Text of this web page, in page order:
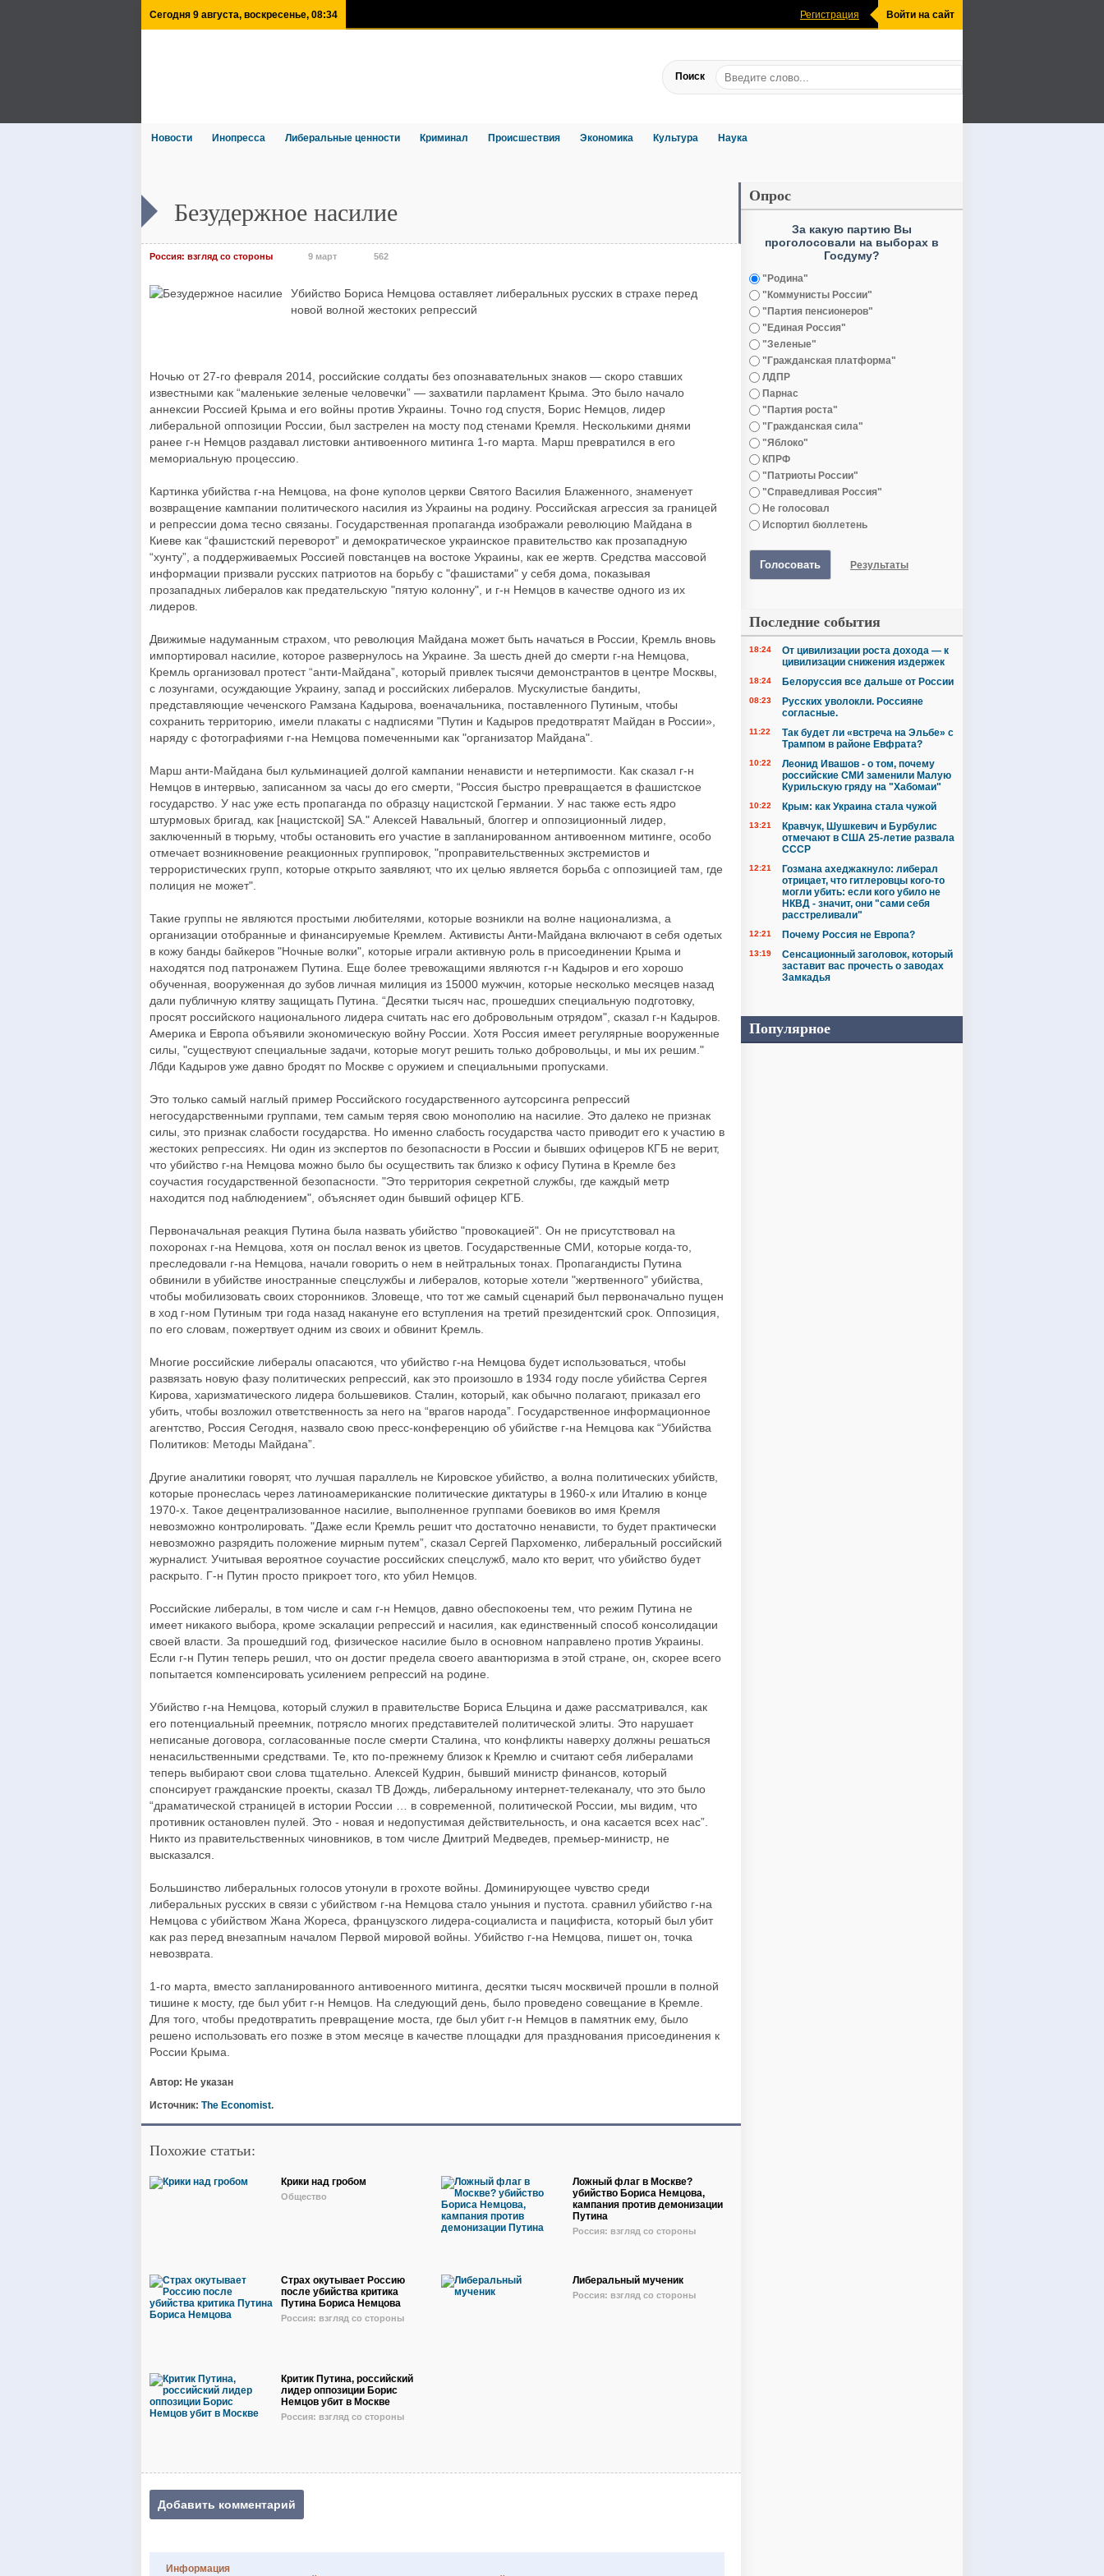
Сегодня 9 августа, воскресенье, 08:34 Регистрация Войти на сайт
Поиск
Новости Инопресса Либеральные ценности Криминал Происшествия Экономика Культура Наука
Безудержное насилие
Россия: взгляд со стороны 9 март 562
Убийство Бориса Немцова оставляет либеральных русских в страхе перед
новой волной жестоких репрессий
Ночью от 27-го февраля 2014, российские солдаты без опознавательных знаков — скоро ставших
известными как “маленькие зеленые человечки” — захватили парламент Крыма. Это было начало
аннексии Россией Крыма и его войны против Украины. Точно год спустя, Борис Немцов, лидер
либеральной оппозиции России, был застрелен на мосту под стенами Кремля. Несколькими днями
ранее г-н Немцов раздавал листовки антивоенного митинга 1-го марта. Марш превратился в его
мемориальную процессию.
Картинка убийства г-на Немцова, на фоне куполов церкви Святого Василия Блаженного, знаменует
возвращение кампании политического насилия из Украины на родину. Российская агрессия за границей
и репрессии дома тесно связаны. Государственная пропаганда изображали революцию Майдана в
Киеве как “фашистский переворот” и демократическое украинское правительство как прозападную
“хунту”, а поддерживаемых Россией повстанцев на востоке Украины, как ее жертв. Средства массовой
информации призвали русских патриотов на борьбу с "фашистами" у себя дома, показывая
прозападных либералов как предательскую "пятую колонну", и г-н Немцов в качестве одного из их
лидеров.
Движимые надуманным страхом, что революция Майдана может быть начаться в России, Кремль вновь
импортировал насилие, которое развернулось на Украине. За шесть дней до смерти г-на Немцова,
Кремль организовал протест “анти-Майдана”, который привлек тысячи демонстрантов в центре Москвы,
с лозунгами, осуждающие Украину, запад и российских либералов. Мускулистые бандиты,
представляющие чеченского Рамзана Кадырова, военачальника, поставленного Путиным, чтобы
сохранить территорию, имели плакаты с надписями "Путин и Кадыров предотвратят Майдан в России»,
наряду с фотографиями г-на Немцова помеченными как "организатор Майдана".
Марш анти-Майдана был кульминацией долгой кампании ненависти и нетерпимости. Как сказал г-н
Немцов в интервью, записанном за часы до его смерти, “Россия быстро превращается в фашистское
государство. У нас уже есть пропаганда по образцу нацистской Германии. У нас также есть ядро
штурмовых бригад, как [нацистской] SA." Алексей Навальный, блоггер и оппозиционный лидер,
заключенный в тюрьму, чтобы остановить его участие в запланированном антивоенном митинге, особо
отмечает возникновение реакционных группировок, "проправительственных экстремистов и
террористических групп, которые открыто заявляют, что их целью является борьба с оппозицией там, где
полиция не может".
Такие группы не являются простыми любителями, которые возникли на волне национализма, а
организации отобранные и финансируемые Кремлем. Активисты Анти-Майдана включают в себя одетых
в кожу банды байкеров "Ночные волки", которые играли активную роль в присоединении Крыма и
находятся под патронажем Путина. Еще более тревожащими являются г-н Кадыров и его хорошо
обученная, вооруженная до зубов личная милиция из 15000 мужчин, которые несколько месяцев назад
дали публичную клятву защищать Путина. “Десятки тысяч нас, прошедших специальную подготовку,
просят российского национального лидера считать нас его добровольным отрядом", сказал г-н Кадыров.
Америка и Европа объявили экономическую войну России. Хотя Россия имеет регулярные вооруженные
силы, "существуют специальные задачи, которые могут решить только добровольцы, и мы их решим."
Лбди Кадыров уже давно бродят по Москве с оружием и специальными пропусками.
Это только самый наглый пример Российского государственного аутсорсинга репрессий
негосударственными группами, тем самым теряя свою монополию на насилие. Это далеко не признак
силы, это признак слабости государства. Но именно слабость государства часто приводит его к участию в
жестоких репрессиях. Ни один из экспертов по безопасности в России и бывших офицеров КГБ не верит,
что убийство г-на Немцова можно было бы осуществить так близко к офису Путина в Кремле без
соучастия государственной безопасности. "Это территория секретной службы, где каждый метр
находится под наблюдением", объясняет один бывший офицер КГБ.
Первоначальная реакция Путина была назвать убийство "провокацией". Он не присутствовал на
похоронах г-на Немцова, хотя он послал венок из цветов. Государственные СМИ, которые когда-то,
преследовали г-на Немцова, начали говорить о нем в нейтральных тонах. Пропагандисты Путина
обвинили в убийстве иностранные спецслужбы и либералов, которые хотели "жертвенного" убийства,
чтобы мобилизовать своих сторонников. Зловеще, что тот же самый сценарий был первоначально пущен
в ход г-ном Путиным три года назад накануне его вступления на третий президентский срок. Оппозиция,
по его словам, пожертвует одним из своих и обвинит Кремль.
Многие российские либералы опасаются, что убийство г-на Немцова будет использоваться, чтобы
развязать новую фазу политических репрессий, как это произошло в 1934 году после убийства Сергея
Кирова, харизматического лидера большевиков. Сталин, который, как обычно полагают, приказал его
убить, чтобы возложил ответственность за него на “врагов народа”. Государственное информационное
агентство, Россия Сегодня, назвало свою пресс-конференцию об убийстве г-на Немцова как “Убийства
Политиков: Методы Майдана”.
Другие аналитики говорят, что лучшая параллель не Кировское убийство, а волна политических убийств,
которые пронеслась через латиноамериканские политические диктатуры в 1960-х или Италию в конце
1970-х. Такое децентрализованное насилие, выполненное группами боевиков во имя Кремля
невозможно контролировать. "Даже если Кремль решит что достаточно ненависти, то будет практически
невозможно разрядить положение мирным путем”, сказал Сергей Пархоменко, либеральный российский
журналист. Учитывая вероятное соучастие российских спецслужб, мало кто верит, что убийство будет
раскрыто. Г-н Путин просто прикроет того, кто убил Немцов.
Российские либералы, в том числе и сам г-н Немцов, давно обеспокоены тем, что режим Путина не
имеет никакого выбора, кроме эскалации репрессий и насилия, как единственный способ консолидации
своей власти. За прошедший год, физическое насилие было в основном направлено против Украины.
Если г-н Путин теперь решил, что он достиг предела своего авантюризма в этой стране, он, скорее всего
попытается компенсировать усилением репрессий на родине.
Убийство г-на Немцова, который служил в правительстве Бориса Ельцина и даже рассматривался, как
его потенциальный преемник, потрясло многих представителей политической элиты. Это нарушает
неписаные договора, согласованные после смерти Сталина, что конфликты наверху должны решаться
ненасильственными средствами. Те, кто по-прежнему близок к Кремлю и считают себя либералами
теперь выбирают свои слова тщательно. Алексей Кудрин, бывший министр финансов, который
спонсирует гражданские проекты, сказал ТВ Дождь, либеральному интернет-телеканалу, что это было
“драматической страницей в истории России … в современной, политической России, мы видим, что
противник остановлен пулей. Это - новая и недопустимая действительность, и она касается всех нас”.
Никто из правительственных чиновников, в том числе Дмитрий Медведев, премьер-министр, не
высказался.
Большинство либеральных голосов утонули в грохоте войны. Доминирующее чувство среди
либеральных русских в связи с убийством г-на Немцова стало уныния и пустота. сравнил убийство г-на
Немцова с убийством Жана Жореса, французского лидера-социалиста и пацифиста, который был убит
как раз перед внезапным началом Первой мировой войны. Убийство г-на Немцова, пишет он, точка
невозврата.
1-го марта, вместо запланированного антивоенного митинга, десятки тысяч москвичей прошли в полной
тишине к мосту, где был убит г-н Немцов. На следующий день, было проведено совещание в Кремле.
Для того, чтобы предотвратить превращение моста, где был убит г-н Немцов в памятник ему, было
решено использовать его позже в этом месяце в качестве площадки для празднования присоединения к
России Крыма.
Автор: Не указан
Источник: The Economist.
Похожие статьи:
Крики над гробом
Общество
Ложный флаг в Москве?
убийство Бориса Немцова,
кампания против демонизации
Путина
Россия: взгляд со стороны
Страх окутывает Россию
после убийства критика
Путина Бориса Немцова
Россия: взгляд со стороны
Либеральный мученик
Россия: взгляд со стороны
Критик Путина, российский
лидер оппозиции Борис
Немцов убит в Москве
Россия: взгляд со стороны
Добавить комментарий
Информация
Опрос
За какую партию Вы
проголосовали на выборах в
Госдуму?
"Родина"
"Коммунисты России"
"Партия пенсионеров"
"Единая Россия"
"Зеленые"
"Гражданская платформа"
ЛДПР
Парнас
"Партия роста"
"Гражданская сила"
"Яблоко"
КПРФ
"Патриоты России"
"Справедливая Россия"
Не голосовал
Испортил бюллетень
Голосовать Результаты
Последние события
18:24
От цивилизации роста дохода — к
цивилизации снижения издержек
18:24 Белоруссия все дальше от России
08:23
Русских уволокли. Россияне
согласные.
11:22
Так будет ли «встреча на Эльбе» с
Трампом в районе Евфрата?
10:22
Леонид Ивашов - о том, почему
российские СМИ заменили Малую
Курильскую гряду на "Хабомаи"
10:22 Крым: как Украина стала чужой
13:21
Кравчук, Шушкевич и Бурбулис
отмечают в США 25-летие развала
СССР
12:21
Гозмана ахеджакнуло: либерал
отрицает, что гитлеровцы кого-то
могли убить: если кого убило не
НКВД - значит, они "сами себя
расстреливали"
12:21 Почему Россия не Европа?
13:19
Сенсационный заголовок, который
заставит вас прочесть о заводах
Замкадья
Популярное